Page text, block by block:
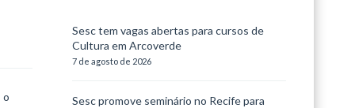
o
Sesc tem vagas abertas para cursos de
Cultura em Arcoverde
7 de agosto de 2026
Sesc promove seminário no Recife para